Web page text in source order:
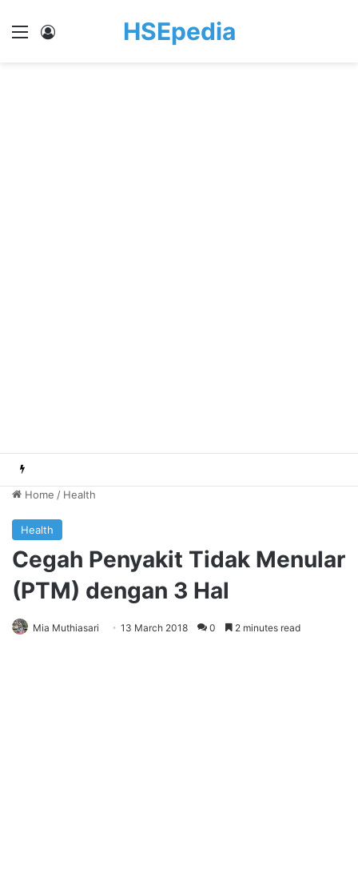
Menu HSEpedia
Home / Health
Health
Cegah Penyakit Tidak Menular
(PTM) dengan 3 Hal
Mia Muthiasari 13 March 2018 0 2 minutes read